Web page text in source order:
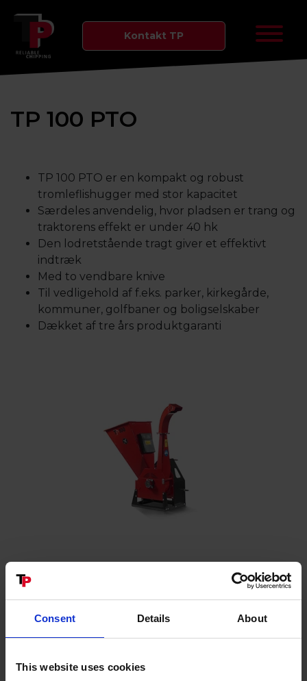
Consent Details About
This website uses cookies
Kontakt TP
TP 100 PTO
TP 100 PTO er en kompakt og robust
tromleflishugger med stor kapacitet
Særdeles anvendelig, hvor pladsen er trang og
traktorens effekt er under 40 hk
Den lodretstående tragt giver et effektivt
indtræk
Med to vendbare knive
Til vedligehold af f.eks. parker, kirkegårde,
kommuner, golfbaner og boligselskaber
Dækket af tre års produktgaranti
SPECIFIKATIONER
195 KG